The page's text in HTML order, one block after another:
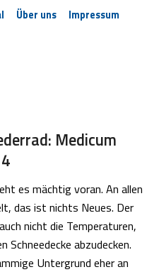
Über uns
Impressum
Medicum
es mächtig voran. An allen
das ist nichts Neues. Der
nicht die Temperaturen,
Schneedecke abzudecken.
Untergrund eher an